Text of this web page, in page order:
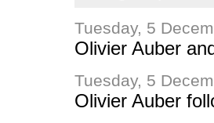
Tuesday, 5
Olivier Auber
Tuesday, 5
Olivier Auber